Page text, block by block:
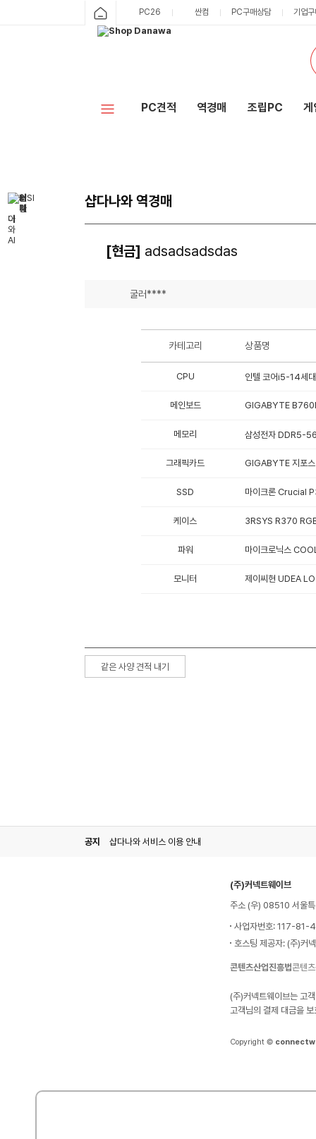
PC26 싼컴 PC구매상담 기업
PC견적 역경매 조립PC 게
샵다나와 역경매
[현금] adsadsadsdas
굴러****
카테고리 상품명
CPU 인텔 코어i5-14세
메인보드 GIGABYTE
메모리 삼성전자 DDR5-
그래픽카드 GIGABYTE 지포
SSD 마이크론 Crucial
케이스 3RSYS R370
파워 마이크로닉스
모니터 제이씨현 UDEA
같은 사양 견적 내기
공지 샵다나와 서비스 이용 안내
(주)커넥트웨이브
주소 (우) 08510 서울
사업자번호: 117-81-
호스팅 제공자: (주)커
콘텐츠산업진흥법콘텐
(주)커넥트웨이브는 고
고객님의 결제 대금을
Copyright ©